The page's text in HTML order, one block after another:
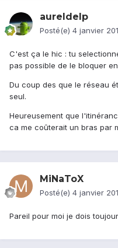
aureldelp
Posté(e) 4 janvier
C'est ça le hic : tu
pas possible de le bloquer
Du coup des que le réseau
seul.
Heureusement que
ca me coûterait un bras par
MiNaToX
Posté(e) 4 janvier
Pareil pour moi je dois